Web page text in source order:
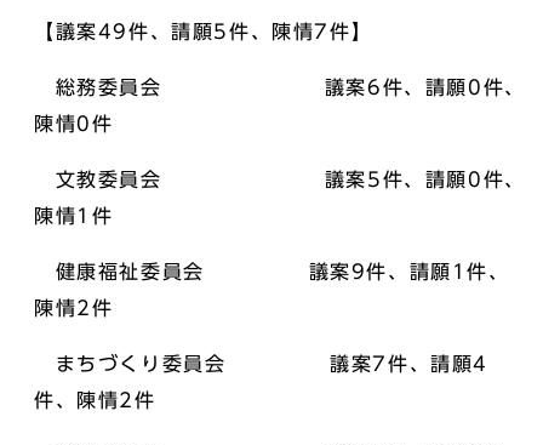
【議案49件、請願5件、陳情7件】
総務委員会 議案6件、請願0件、
陳情0件
文教委員会 議案5件、請願0件、
陳情1件
健康福祉委員会 議案9件、請願1件、
陳情2件
まちづくり委員会 議案7件、請願4
件、陳情2件